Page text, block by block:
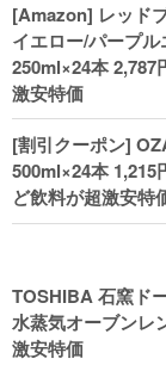
[Amazon] レッド
イエロー/パープ
250ml×24本 2,787
激安特価
[割引クーポン]
500ml×24本 1,215
ど飲料が超激安特
TOSHIBA 石窯ド
水蒸気オーブンレ
激安特価